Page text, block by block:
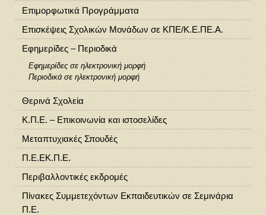
Επιμορφωτικά Προγράμματα
Επισκέψεις Σχολικών Μονάδων σε ΚΠΕ/Κ.Ε.ΠΕ.Α.
Εφημερίδες – Περιοδικά
Εφημερίδες σε ηλεκτρονική μορφή
Περιοδικά σε ηλεκτρονική μορφή
Θερινά Σχολεία
Κ.Π.Ε. – Επικοινωνία και ιστοσελίδες
Μεταπτυχιακές Σπουδές
Π.Ε.ΕΚ.Π.Ε.
Περιβαλλοντικές εκδρομές
Πίνακες Συμμετεχόντων Εκπαιδευτικών σε Σεμινάρια
Π.Ε.